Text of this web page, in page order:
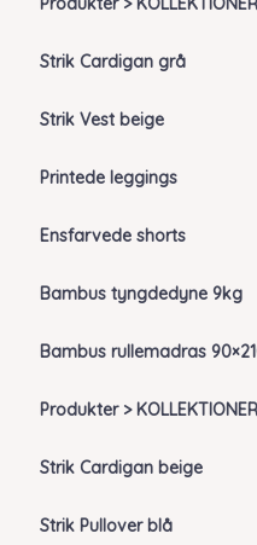
Strik Cardigan grå
Strik Vest beige
Printede leggings
Ensfarvede shorts
Bambus tyngdedyne 9kg
Bambus rullemadras
Produkter >
Strik Cardigan beige
Strik Pullover blå